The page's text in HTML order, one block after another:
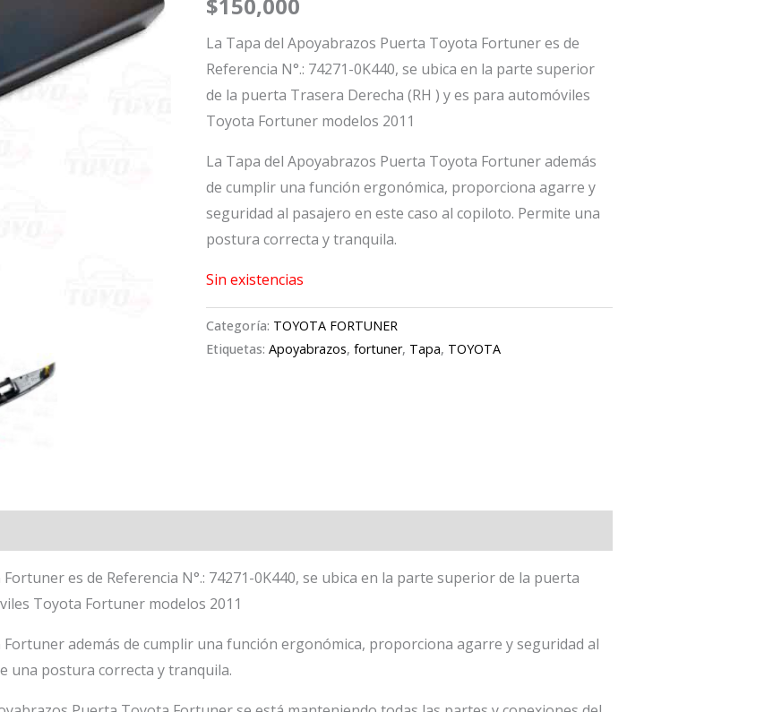
$150,000
La Tapa del Apoyabrazos Puerta Toyota Fortuner es de
Referencia N°.: 74271-0K440, se ubica en la parte superior
de la puerta Trasera Derecha (RH ) y es para automóviles
Toyota Fortuner modelos 2011
La Tapa del Apoyabrazos Puerta Toyota Fortuner además
de cumplir una función ergonómica, proporciona agarre y
seguridad al pasajero en este caso al copiloto. Permite una
postura correcta y tranquila.
Sin existencias
Categoría: TOYOTA FORTUNER
Etiquetas:Apoyabrazos,fortuner, Tapa, TOYOTA
es de Referencia N°.: 74271-0K440, se ubica en la parte superior de la puerta
Toyota Fortuner modelos 2011
además de cumplir una función ergonómica, proporciona agarre y seguridad al
una postura correcta y tranquila.